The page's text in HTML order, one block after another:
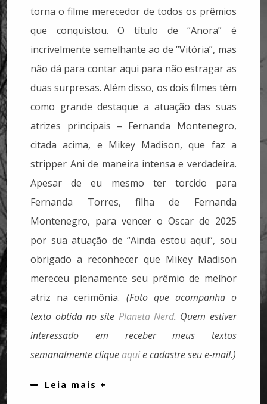
torna o filme merecedor de todos os prêmios
que conquistou. O título de “Anora” é
incrivelmente semelhante ao de “Vitória”, mas
não dá para contar aqui para não estragar as
duas surpresas. Além disso, os dois filmes têm
como grande destaque a atuação das suas
atrizes principais – Fernanda Montenegro,
citada acima, e Mikey Madison, que faz a
stripper Ani de maneira intensa e verdadeira.
Apesar de eu mesmo ter torcido para
Fernanda Torres, filha de Fernanda
Montenegro, para vencer o Oscar de 2025
por sua atuação de “Ainda estou aqui”, sou
obrigado a reconhecer que Mikey Madison
mereceu plenamente seu prêmio de melhor
atriz na cerimônia. (Foto que acompanha o
texto obtida no site Planeta Nerd. Quem estiver
interessado em receber meus textos
semanalmente clique aquie cadastre seu e-mail.)
Leia mais +